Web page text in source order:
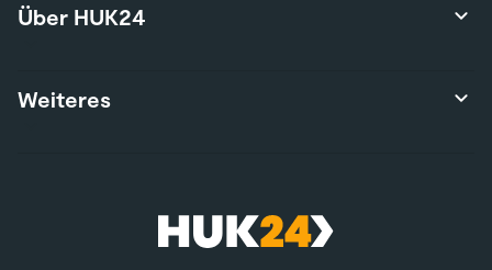
Produktübersicht
Hausratversicherung
Wohnmobilversicherung
Über HUK24
Über uns
Weiteres
*Teilnahmebedingungen